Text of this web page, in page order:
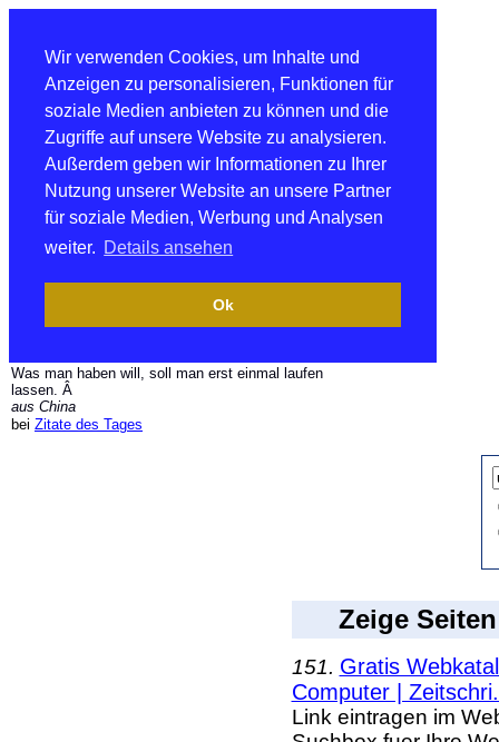
Wir verwenden Cookies, um Inhalte und
Anzeigen zu personalisieren, Funktionen für
soziale Medien anbieten zu können und die
Zugriffe auf unsere Website zu analysieren.
Außerdem geben wir Informationen zu Ihrer
Nutzung unserer Website an unsere Partner
für soziale Medien, Werbung und Analysen
weiter. Details ansehen
Ok
Was man haben will, soll man erst einmal laufen
lassen. Â
aus China
bei Zitate des Tages
Zeige
151. Gratis
Computer |
Link eintragen im